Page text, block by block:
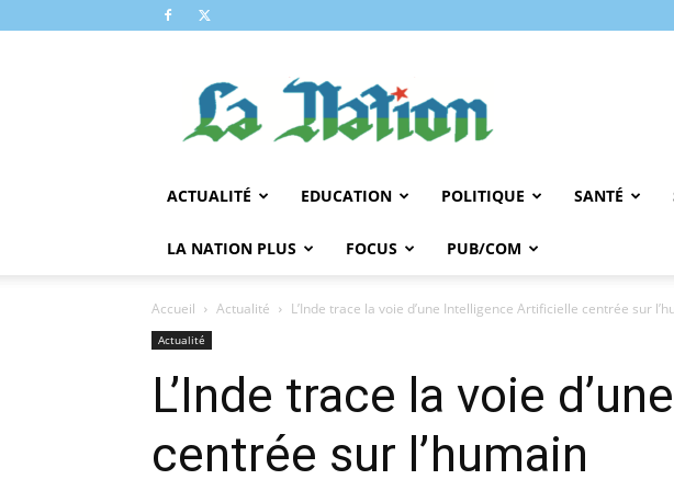
NATION
ACTUALITÉ EDUCATION POLITIQUE SANTÉ
LA NATION PLUS FOCUS PUB/COM
Accueil Actualité L’Inde trace la voie d’une Intelligence Artificielle centrée sur
Actualité
L’Inde trace la voie
centrée sur l’humain